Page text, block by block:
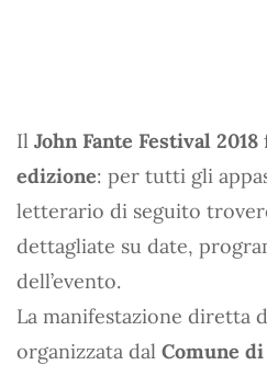
Il John Fante Festival 2018
edizione: per tutti gli
letterario di seguito
dettagliate su date,
dell’evento.
La manifestazione diretta
organizzata dal Comune